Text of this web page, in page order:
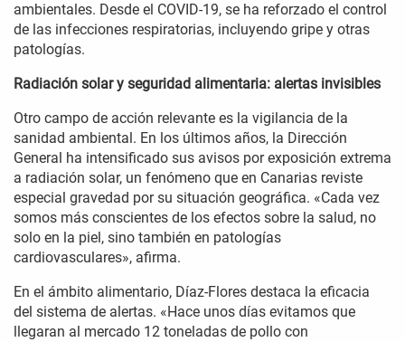
ambientales. Desde el COVID-19, se ha reforzado el control
de las infecciones respiratorias, incluyendo gripe y otras
patologías.
Radiación solar y seguridad alimentaria: alertas invisibles
Otro campo de acción relevante es la vigilancia de la
sanidad ambiental. En los últimos años, la Dirección
General ha intensificado sus avisos por exposición extrema
a radiación solar, un fenómeno que en Canarias reviste
especial gravedad por su situación geográfica. «Cada vez
somos más conscientes de los efectos sobre la salud, no
solo en la piel, sino también en patologías
cardiovasculares», afirma.
En el ámbito alimentario, Díaz-Flores destaca la eficacia
del sistema de alertas. «Hace unos días evitamos que
llegaran al mercado 12 toneladas de pollo con